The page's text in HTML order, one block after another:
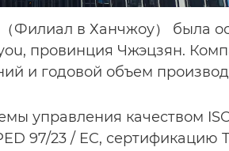
Филиал в Ханчжоу） была
провинция Чжэцзян.
и годовой объем
управления качеством
97/23 / EC, сертификацию